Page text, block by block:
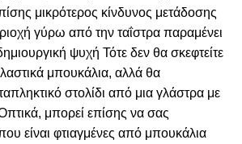
μικρότερος κίνδυνος μετάδοσης
γύρω από την ταΐστρα παραμένει
ψυχή Τότε δεν θα σκεφτείτε
μπουκάλια, αλλά θα
στολίδι από μια γλάστρα με
μπορεί επίσης να σας
είναι φτιαγμένες από μπουκάλια